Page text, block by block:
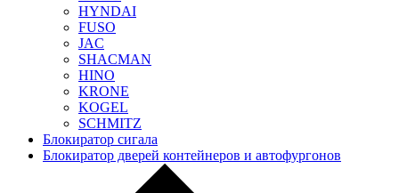
HYNDAI
FUSO
JAC
SHACMAN
HINO
KRONE
KOGEL
SCHMITZ
Блокиратор сигала
Блокиратор дверей контейнеров и автофургонов